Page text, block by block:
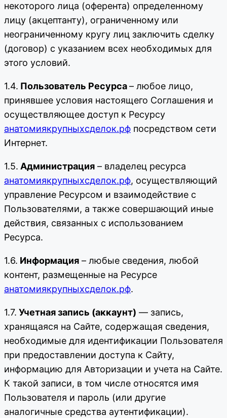
некоторого лица (оферента) определенному
лицу (акцептанту), ограниченному или
неограниченному кругу лиц заключить сделку
(договор) с указанием всех необходимых для
этого условий.
1.4. Пользователь Ресурса– любое лицо,
принявшее условия настоящего Соглашения и
осуществляющее доступ к Ресурсу
анатомиякрупныхсделок.рф посредством сети
Интернет.
1.5. Администрация – владелец ресурса
анатомиякрупныхсделок.рф, осуществляющий
управление Ресурсом и взаимодействие с
Пользователями, а также совершающий иные
действия, связанных с использованием
Ресурса.
1.6. Информация – любые сведения, любой
контент, размещенные на Ресурсе
анатомиякрупныхсделок.рф.
1.7. Учетная запись (аккаунт) — запись,
хранящаяся на Сайте, содержащая сведения,
необходимые для идентификации Пользователя
при предоставлении доступа к Сайту,
информацию для Авторизации и учета на Сайте.
К такой записи, в том числе относятся имя
Пользователя и пароль (или другие
аналогичные средства аутентификации).